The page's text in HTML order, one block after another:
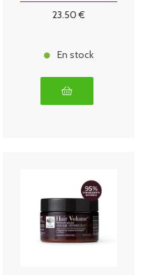
23.50 €
En stock